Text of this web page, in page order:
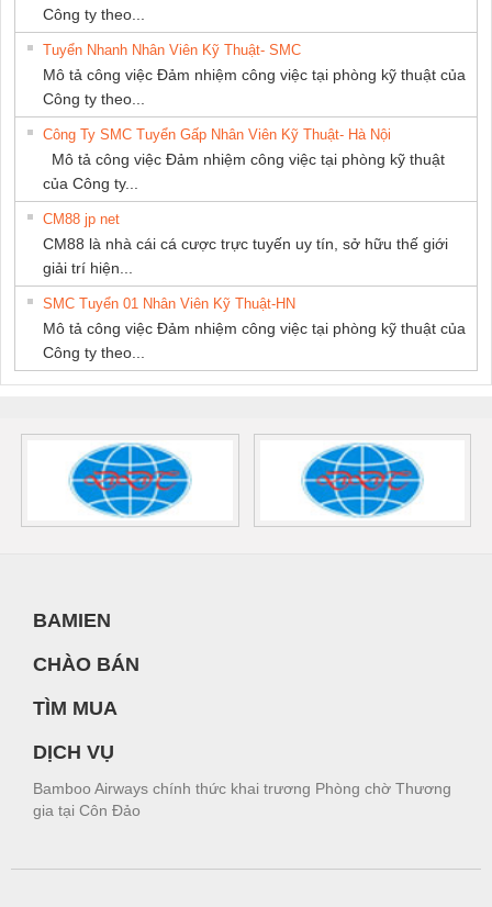
Công ty theo...
Tuyển Nhanh Nhân Viên Kỹ Thuật- SMC
Mô tả công việc Đảm nhiệm công việc tại phòng kỹ thuật của
Công ty theo...
Công Ty SMC Tuyển Gấp Nhân Viên Kỹ Thuật- Hà Nội
Mô tả công việc Đảm nhiệm công việc tại phòng kỹ thuật
của Công ty...
CM88 jp net
CM88 là nhà cái cá cược trực tuyến uy tín, sở hữu thế giới
giải trí hiện...
SMC Tuyển 01 Nhân Viên Kỹ Thuật-HN
Mô tả công việc Đảm nhiệm công việc tại phòng kỹ thuật của
Công ty theo...
BAMIEN
CHÀO BÁN
TÌM MUA
DỊCH VỤ
Bamboo Airways chính thức khai trương Phòng chờ Thương
gia tại Côn Đảo